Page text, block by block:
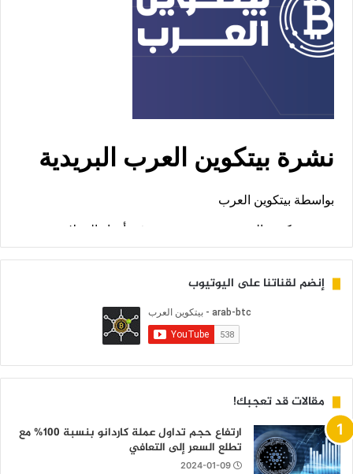
إنضم لقناتنا على اليوتيوب
مقالات قد تعجبك!
ارتفاع حجم تداول عملة كاردانو بنسبة 100% مع
تطلع السعر إلى التعافي
2024-01-09